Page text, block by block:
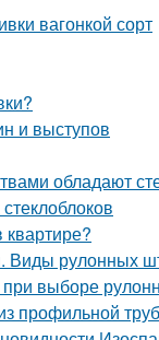
вагонкой сорт
и выступов
обладают
Виды рулонных
выборе
профильной